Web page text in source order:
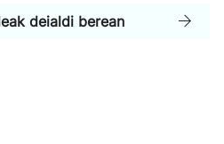
deialdi berean